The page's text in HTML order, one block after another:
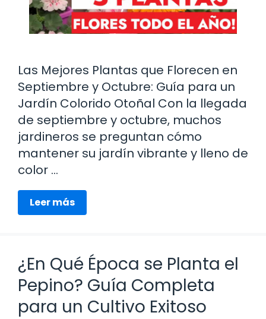
Las Mejores Plantas que Florecen en
Septiembre y Octubre: Guía para un
Jardín Colorido Otoñal Con la llegada
de septiembre y octubre, muchos
jardineros se preguntan cómo
mantener su jardín vibrante y lleno de
color …
Leer más
¿En Qué Época se Planta el
Pepino? Guía Completa
para un Cultivo Exitoso